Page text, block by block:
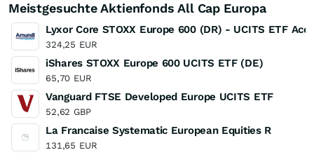
Meistgesuchte Aktienfonds All Cap Europa
Lyxor Core STOXX Europe 600 (DR) - UCITS ETF Acc
324,25 EUR
iShares STOXX Europe 600 UCITS ETF (DE)
65,70 EUR
Vanguard FTSE Developed Europe UCITS ETF
52,62 GBP
La Francaise Systematic European Equities R
131,65 EUR